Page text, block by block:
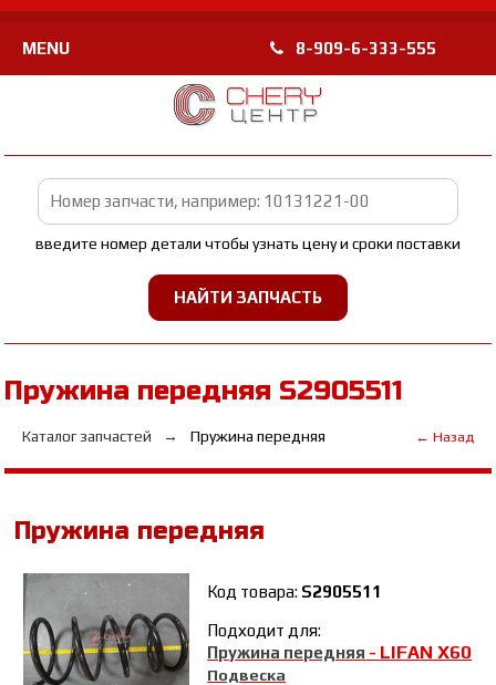
MENU 8-909-6-333-555
введите номер детали чтобы узнать цену и сроки поставки
Пружина передняя S2905511
Каталог запчастей Пружина передняя ← Назад
Пружина передняя
Код товара: S2905511
Подходит для:
Пружина передняя - LIFAN Х60
Подвеска